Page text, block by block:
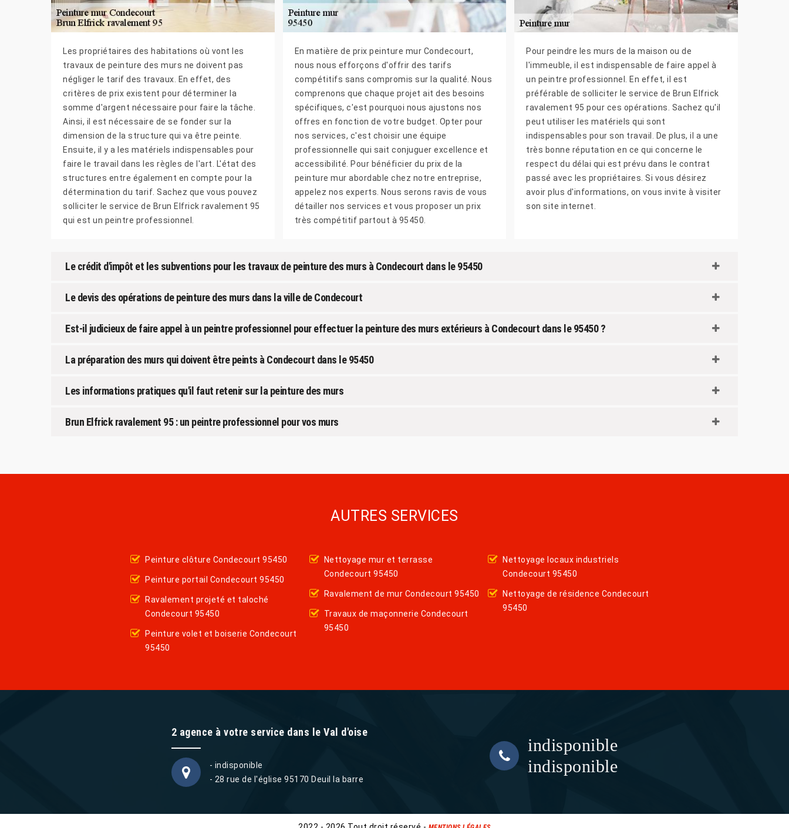
Les propriétaires des habitations où vont les
travaux de peinture des murs ne doivent pas
négliger le tarif des travaux. En effet, des
critères de prix existent pour déterminer la
somme d'argent nécessaire pour faire la tâche.
Ainsi, il est nécessaire de se fonder sur la
dimension de la structure qui va être peinte.
Ensuite, il y a les matériels indispensables pour
faire le travail dans les règles de l'art. L'état des
structures entre également en compte pour la
détermination du tarif. Sachez que vous pouvez
solliciter le service de Brun Elfrick ravalement 95
qui est un peintre professionnel.
En matière de prix peinture mur Condecourt,
nous nous efforçons d'offrir des tarifs
compétitifs sans compromis sur la qualité. Nous
comprenons que chaque projet ait des besoins
spécifiques, c'est pourquoi nous ajustons nos
offres en fonction de votre budget. Opter pour
nos services, c'est choisir une équipe
professionnelle qui sait conjuguer excellence et
accessibilité. Pour bénéficier du prix de la
peinture mur abordable chez notre entreprise,
appelez nos experts. Nous serons ravis de vous
détailler nos services et vous proposer un prix
très compétitif partout à 95450.
Pour peindre les murs de la maison ou de
l'immeuble, il est indispensable de faire appel à
un peintre professionnel. En effet, il est
préférable de solliciter le service de Brun Elfrick
ravalement 95 pour ces opérations. Sachez qu'il
peut utiliser les matériels qui sont
indispensables pour son travail. De plus, il a une
très bonne réputation en ce qui concerne le
respect du délai qui est prévu dans le contrat
passé avec les propriétaires. Si vous désirez
avoir plus d'informations, on vous invite à visiter
son site internet.
Le crédit d'impôt et les subventions pour les travaux de peinture des murs à Condecourt dans le 95450
Le devis des opérations de peinture des murs dans la ville de Condecourt
Est-il judicieux de faire appel à un peintre professionnel pour effectuer la peinture des murs extérieurs à Condecourt dans le 95450 ?
La préparation des murs qui doivent être peints à Condecourt dans le 95450
Les informations pratiques qu'il faut retenir sur la peinture des murs
Brun Elfrick ravalement 95 : un peintre professionnel pour vos murs
AUTRES SERVICES
Peinture clôture Condecourt 95450
Peinture portail Condecourt 95450
Ravalement projeté et taloché
Condecourt 95450
Peinture volet et boiserie Condecourt
95450
Nettoyage mur et terrasse
Condecourt 95450
Ravalement de mur Condecourt 95450
Travaux de maçonnerie Condecourt
95450
Nettoyage locaux industriels
Condecourt 95450
Nettoyage de résidence Condecourt
95450
2 agence à votre service dans le Val d'oise
- indisponible
- 28 rue de l'église 95170 Deuil la barre
indisponible
indisponible